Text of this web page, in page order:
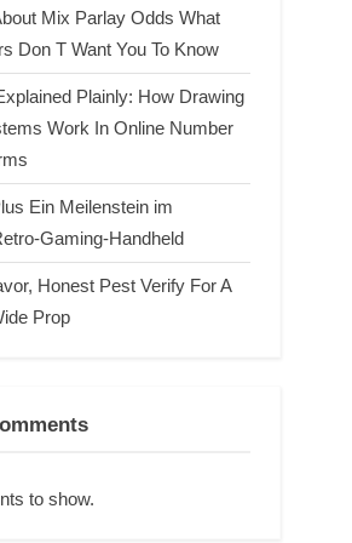
Mix Parlay Odds What
Don T Want You To Know
Plainly: How Drawing
Work In Online Number
Ein Meilenstein im
Gaming-Handheld
Honest Pest Verify For A
Prop
to show.